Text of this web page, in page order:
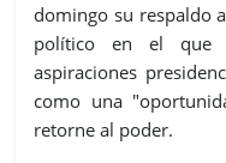
domingo su respaldo
político en el que
aspiraciones
como una
retorne al poder.